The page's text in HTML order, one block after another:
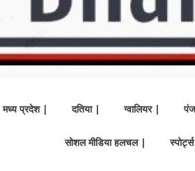
मध्य प्रदेश | दतिया | ग्वालियर |
सोशल मीडिया हलचल |